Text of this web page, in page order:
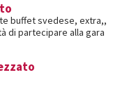
buffet svedese, extra,,
di partecipare alla gara